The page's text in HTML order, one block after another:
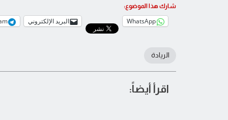
شارك هذا الموضوع:
WhatsApp البريد الإلكتروني
الريادة
اقرأ أيضاً: